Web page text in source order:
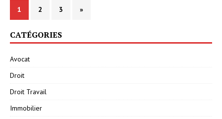
1 2 3 »
CATÉGORIES
Avocat
Droit
Droit Travail
Immobilier